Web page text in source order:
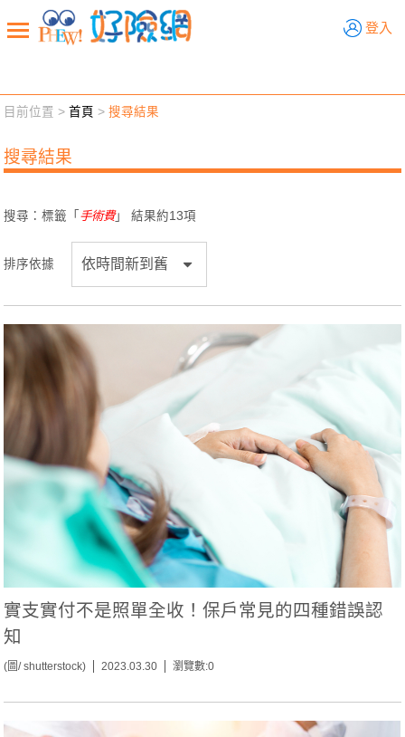
登入
新聞觀點 業務交流
退休先準備 好險學堂 輔銷工具 活動專區
目前位置 >首頁 >搜尋結果
搜尋結果
搜尋：標籤「 手術費」 結果約13項
排序依據
實支實付不是照單全收！保戶常見的四種錯誤認
知
(圖/ shutterstock) 2023.03.30 瀏覽數:0